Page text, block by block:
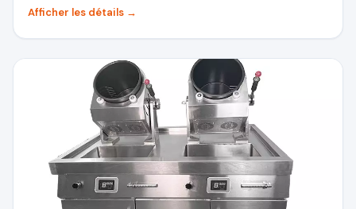
Afficher les détails →